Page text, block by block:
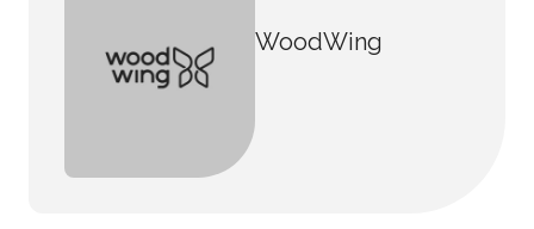
WoodWing